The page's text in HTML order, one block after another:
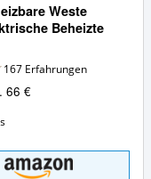
Weste
Beheizte
167 Erfahrungen
66 €